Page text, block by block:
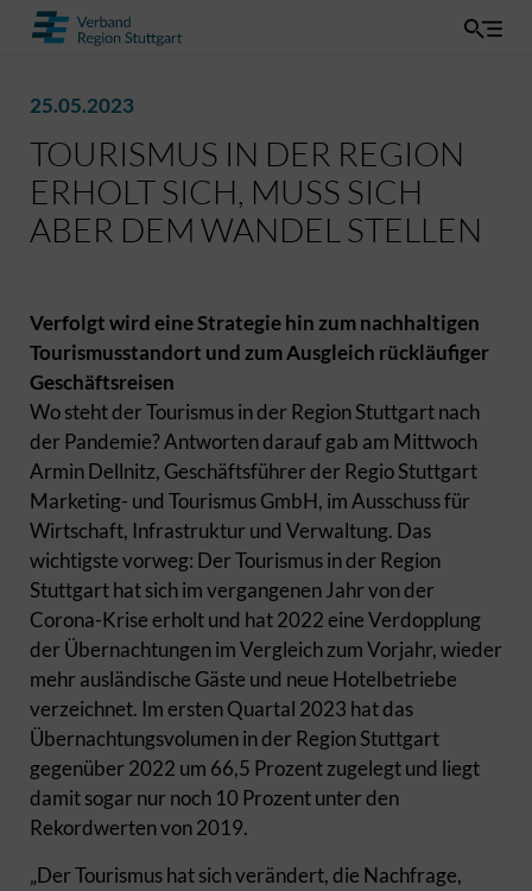
25.05.2023
TOURISMUS IN DER REGION
ERHOLT SICH, MUSS SICH
ABER DEM WANDEL STELLEN
Verfolgt wird eine Strategie hin zum nachhaltigen
Tourismusstandort und zum Ausgleich rückläufiger
Geschäftsreisen
Wo steht der Tourismus in der Region Stuttgart nach
der Pandemie? Antworten darauf gab am Mittwoch
Armin Dellnitz, Geschäftsführer der Regio Stuttgart
Marketing- und Tourismus GmbH, im Ausschuss für
Wirtschaft, Infrastruktur und Verwaltung. Das
wichtigste vorweg: Der Tourismus in der Region
Stuttgart hat sich im vergangenen Jahr von der
Corona-Krise erholt und hat 2022 eine Verdopplung
der Übernachtungen im Vergleich zum Vorjahr, wieder
mehr ausländische Gäste und neue Hotelbetriebe
verzeichnet. Im ersten Quartal 2023 hat das
Übernachtungsvolumen in der Region Stuttgart
gegenüber 2022 um 66,5 Prozent zugelegt und liegt
damit sogar nur noch 10 Prozent unter den
Rekordwerten von 2019.
„Der Tourismus hat sich verändert, die Nachfrage,